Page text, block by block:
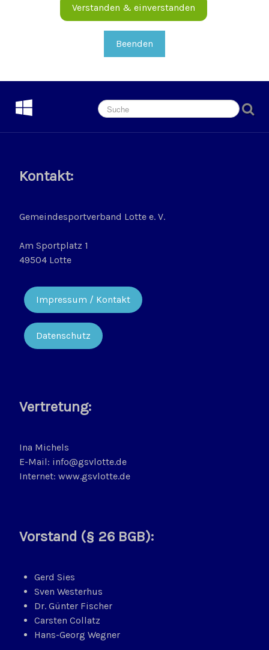
Verstanden & einverstanden
Beenden
Kontakt:
Gemeindesportverband Lotte e. V.
Am Sportplatz 1
49504 Lotte
Impressum / Kontakt
Datenschutz
Vertretung:
Ina Michels
E-Mail: info@gsvlotte.de
Internet: www.gsvlotte.de
Vorstand (§ 26 BGB):
Gerd Sies
Sven Westerhus
Dr. Günter Fischer
Carsten Collatz
Hans-Georg Wegner